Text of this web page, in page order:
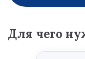
Для чего